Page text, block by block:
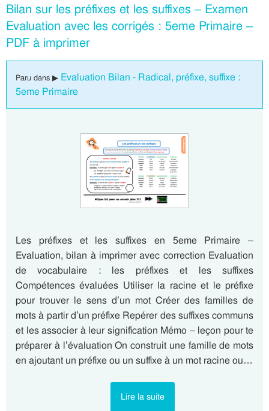
Bilan sur les préfixes et les suffixes – Examen
Evaluation avec les corrigés : 5eme Primaire –
PDF à imprimer
Paru dans ▶ Evaluation Bilan - Radical, préfixe, suffixe :
5eme Primaire
Les préfixes et les suffixes en 5eme Primaire –
Evaluation, bilan à imprimer avec correction Evaluation
de vocabulaire : les préfixes et les suffixes
Compétences évaluées Utiliser la racine et le préfixe
pour trouver le sens d’un mot Créer des familles de
mots à partir d’un préfixe Repérer des suffixes communs
et les associer à leur signification Mémo – leçon pour te
préparer à l’évaluation On construit une famille de mots
en ajoutant un préfixe ou un suffixe à un mot racine ou…
Lire la suite